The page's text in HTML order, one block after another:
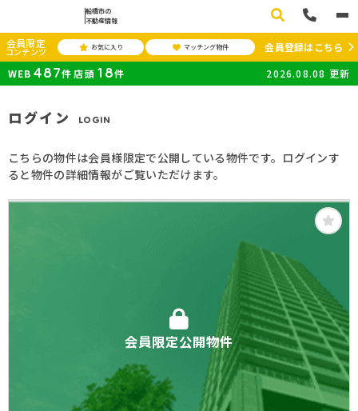
船橋市の
不動産情報
会員限定
コンテンツ お気に入り マッチング物件
会員登録はこちら
WEB 487件 店頭 18件 2026.08.08 更新
ログイン LOGIN
こちらの物件は会員様限定で公開している物件です。ログインす
ると物件の詳細情報がご覧いただけます。
会員限定公開物件